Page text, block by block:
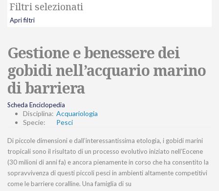
Filtri selezionati
Apri filtri
Gestione e benessere dei
gobidi nell’acquario marino
di barriera
Scheda Enciclopedia
Disciplina: Acquariologia
Specie:
Pesci
Di piccole dimensioni e dall’interessantissima etologia, i gobidi marini
tropicali sono il risultato di un processo evolutivo iniziato nell’Eocene
(30 milioni di anni fa) e ancora pienamente in corso che ha consentito la
sopravvivenza di questi piccoli pesci in ambienti altamente competitivi
come le barriere coralline. Una famiglia di su